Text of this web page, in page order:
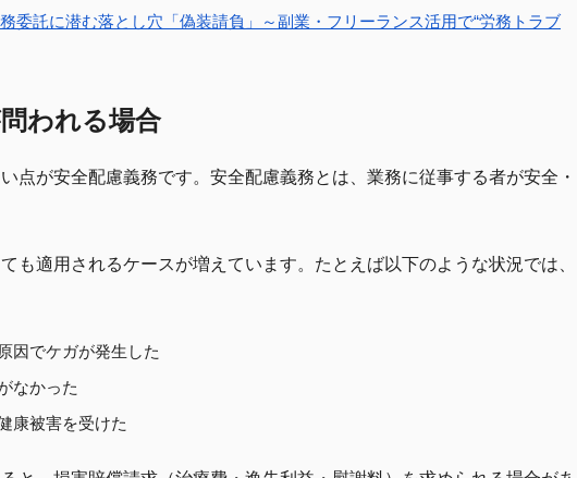
委託に潜む落とし穴「偽装請負」～副業・フリーランス活用で“労務トラブ
われる場合
点が安全配慮義務です。安全配慮義務とは、業務に従事する者が安全・
も適用されるケースが増えています。たとえば以下のような状況では、
因でケガが発生した
なかった
康被害を受けた